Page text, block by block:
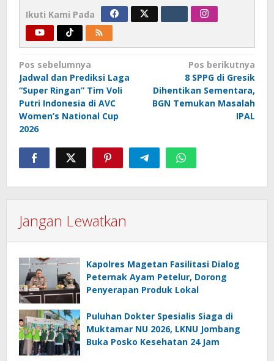
Ikuti Kami Pada
Navigasi
pos
Pos sebelumnya
Jadwal dan Prediksi Laga
“Super Ringan” Tim Voli
Putri Indonesia di AVC
Women’s National Cup
2026
Pos berikutnya
8 SPPG di Gresik
Dihentikan Sementara,
BGN Temukan Masalah
IPAL
Jangan Lewatkan
Kapolres Magetan Fasilitasi Dialog
Peternak Ayam Petelur, Dorong
Penyerapan Produk Lokal
Puluhan Dokter Spesialis Siaga di
Muktamar NU 2026, LKNU Jombang
Buka Posko Kesehatan 24 Jam